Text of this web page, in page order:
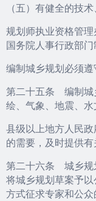
（五）有健全的技
规划师执业资格管
国务院人事行政部门
编制城乡规划必须遵
第二十五条 编制城
绘、气象、地震、水
县级以上地方人民
的需要，及时提供有
第二十六条 城乡规
将城乡规划草案予
方式征求专家和公众